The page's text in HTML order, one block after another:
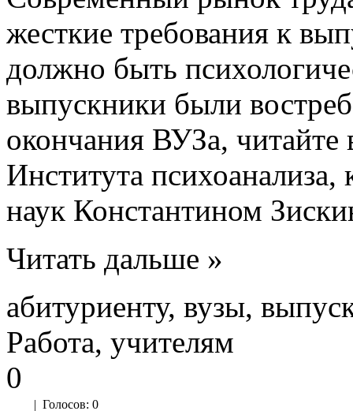
жесткие требования к
должно быть
выпускники были
окончания ВУЗа, читайте
Института психоанализа,
наук Константином
Читать дальше »
абитуриенту, вузы,
Работа, учителям
0
| Голосов: 0